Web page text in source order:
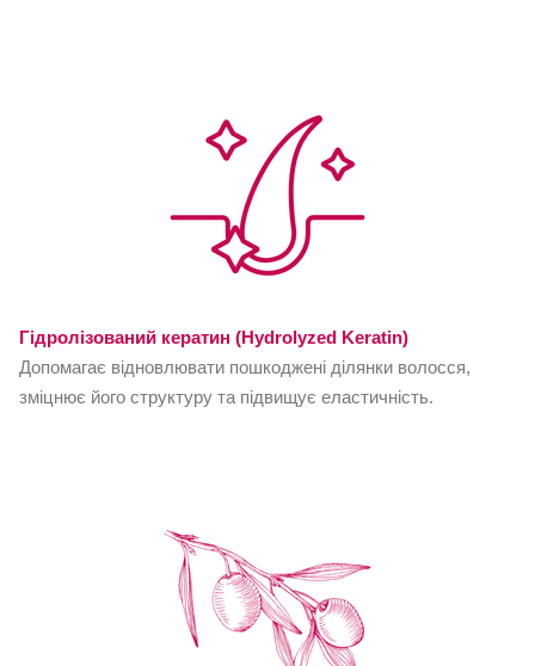
Гідролізований кератин (Hydrolyzed Keratin)
Допомагає відновлювати пошкоджені ділянки волосся,
зміцнює його структуру та підвищує еластичність.